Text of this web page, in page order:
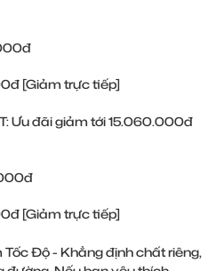
[Giảm trực tiếp]
Ưu đãi giảm tới 15.060.000đ
[Giảm trực tiếp]
Độ - Khẳng định chất riêng,